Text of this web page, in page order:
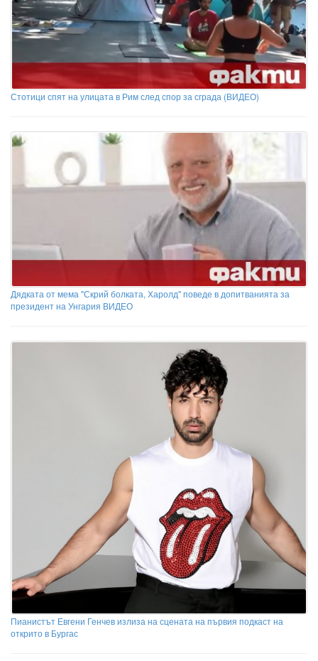
Стотици спят на улицата в Рим след спор за сграда (ВИДЕО)
Дядката от мема "Скрий болката, Харолд" поведе в допитванията за
президент на Унгария ВИДЕО
Пианистът Евгени Генчев излиза на сцената на първия подкаст на
открито в Бургас